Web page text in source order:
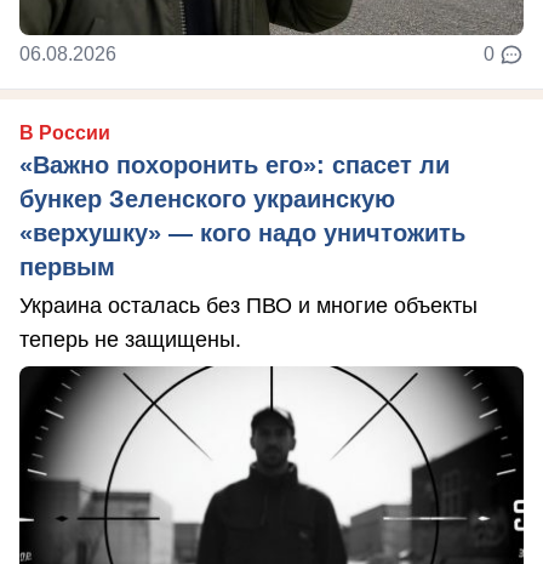
06.08.2026 0
В России
«Важно похоронить его»: спасет ли
бункер Зеленского украинскую
«верхушку» — кого надо уничтожить
первым
Украина осталась без ПВО и многие объекты
теперь не защищены.